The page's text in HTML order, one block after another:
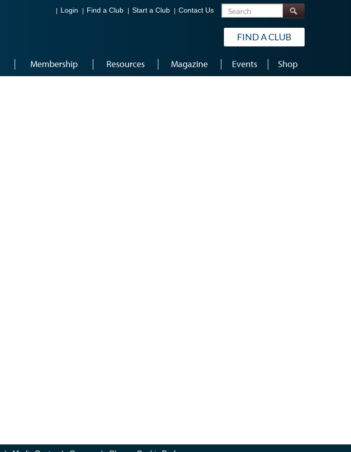
Login Find a Club Start a Club Contact Us Search
FIND A CLUB
Membership Resources Magazine Events Shop